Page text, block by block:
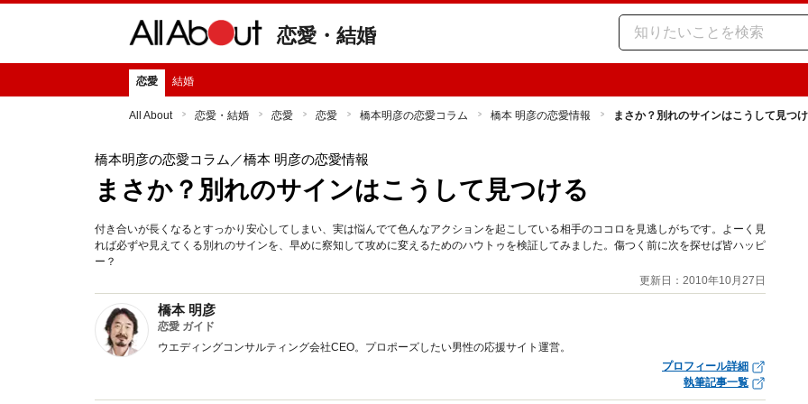
恋愛・結婚
恋愛 結婚
All About 恋愛・結婚 恋愛 恋愛 橋本明彦の恋愛コラム 橋本 明彦の恋愛情報 まさか？別れのサインはこうして見つ
橋本明彦の恋愛コラム ／橋本 明彦の恋愛情報
まさか？別れのサインはこうして見つける
付き合いが長くなるとすっかり安心してしまい、実は悩んでて色んなアクションを起こしている相手のココロを見逃しがちです。よーく見
れば必ずや見えてくる別れのサインを、早めに察知して攻めに変えるためのハウトゥを検証してみました。傷つく前に次を探せば皆ハッピ
ー？
更新日：2010年10月27日
橋本 明彦
恋愛 ガイド
ウエディングコンサルティング会社CEO。プロポーズしたい男性の応援サイト運営。
プロフィール詳細
執筆記事一覧